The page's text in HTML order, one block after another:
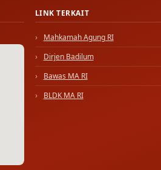
LINK TERKAIT
Mahkamah Agung RI
Dirjen Badilum
Bawas MA RI
BLDK MA RI